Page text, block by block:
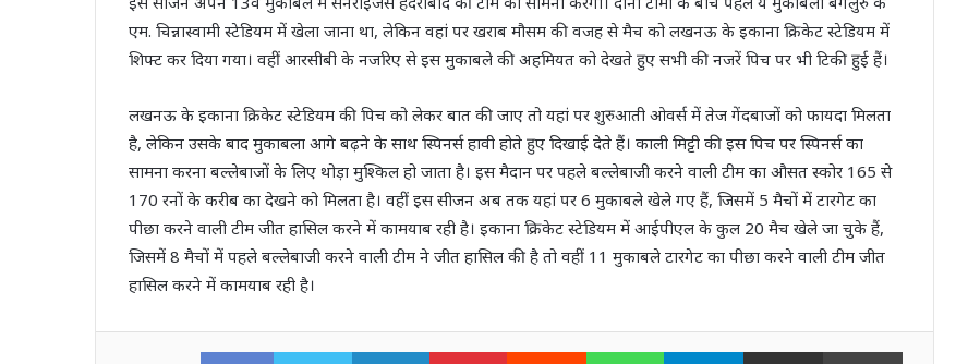
एम. चिन्नास्वामी स्टेडियम में खेला जाना था, लेकिन वहां पर खराब मौसम की वजह से मैच को लखनऊ के इकाना क्रिकेट स्टेडियम में
शिफ्ट कर दिया गया। वहीं आरसीबी के नजरिए से इस मुकाबले की अहमियत को देखते हुए सभी की नजरें पिच पर भी टिकी हुई हैं।
लखनऊ के इकाना क्रिकेट स्टेडियम की पिच को लेकर बात की जाए तो यहां पर शुरुआती ओवर्स में तेज गेंदबाजों को फायदा मिलता
है, लेकिन उसके बाद मुकाबला आगे बढ़ने के साथ स्पिनर्स हावी होते हुए दिखाई देते हैं। काली मिट्टी की इस पिच पर स्पिनर्स का
सामना करना बल्लेबाजों के लिए थोड़ा मुश्किल हो जाता है। इस मैदान पर पहले बल्लेबाजी करने वाली टीम का औसत स्कोर 165 से
170 रनों के करीब का देखने को मिलता है। वहीं इस सीजन अब तक यहां पर 6 मुकाबले खेले गए हैं, जिसमें 5 मैचों में टारगेट का
पीछा करने वाली टीम जीत हासिल करने में कामयाब रही है। इकाना क्रिकेट स्टेडियम में आईपीएल के कुल 20 मैच खेले जा चुके हैं,
जिसमें 8 मैचों में पहले बल्लेबाजी करने वाली टीम ने जीत हासिल की है तो वहीं 11 मुकाबले टारगेट का पीछा करने वाली टीम जीत
हासिल करने में कामयाब रही है।
FacebookTwitter LinkedIn Pinterest Reddit WhatsAppTelegram Share via Email Print